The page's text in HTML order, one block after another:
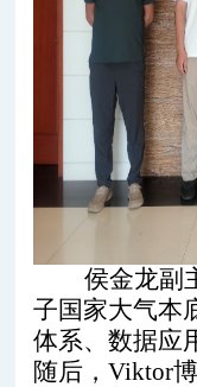
侯金龙副
子国家大气本
体系、数据应
随后，Viktor